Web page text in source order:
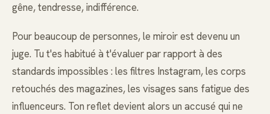
gêne, tendresse, indifférence.
Pour beaucoup de personnes, le miroir est devenu un
juge. Tu t'es habitué à t'évaluer par rapport à des
standards impossibles : les filtres Instagram, les corps
retouchés des magazines, les visages sans fatigue des
influenceurs. Ton reflet devient alors un accusé qui ne